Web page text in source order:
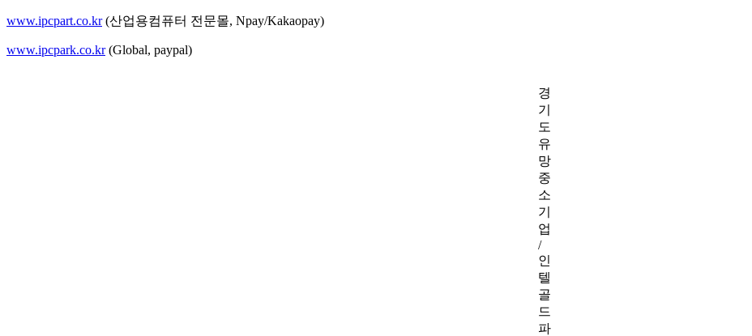
www.ipcpart.co.kr(산업용컴퓨터 전문몰, Npay/Kakaopay)
www.ipcpark.co.kr(Global, paypal)
경
기
도
유
망
중
소
기
업
/
인
텔
골
드
파